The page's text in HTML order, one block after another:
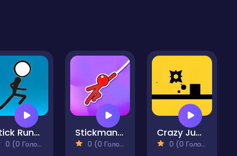
Stick Runner
0 (0 Голосів)
Stickman Swing Hook
0 (0 Голосів)
Crazy Jumps
0 (0 Голосів)